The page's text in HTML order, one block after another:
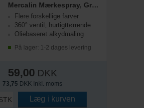
Mercalin Mærkespray, Grøn, 500 ml
Flere forskellige farver
360° ventil, hurtigttørrende
Oliebaseret alkydmaling
På lager: 1-2 dages levering
59,00 DKK
73,75 DKK inkl. moms
Læg i kurven